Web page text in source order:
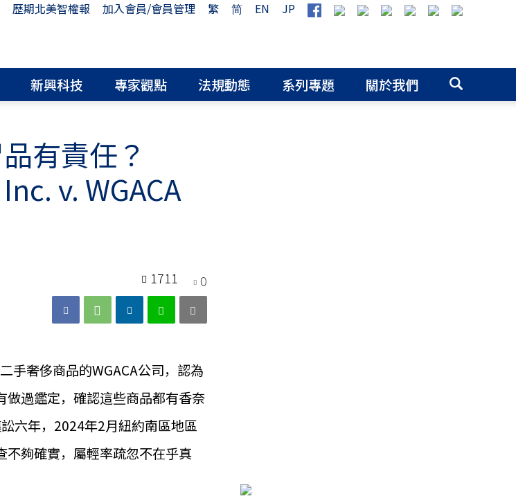
歷期北美智權報 加入會員/會員管理 繁 简 EN
JP
新興科技 專家觀點 法規動態 系列專題 關於我們
有責任？
v. WGACA
0
1711
手奢侈商品的WGACA公司，認為
做過鑑定，確認這些商品都有香奈
六年，2024年2月紐約南區地區
不夠確實，屬輕率疏忽不在乎真